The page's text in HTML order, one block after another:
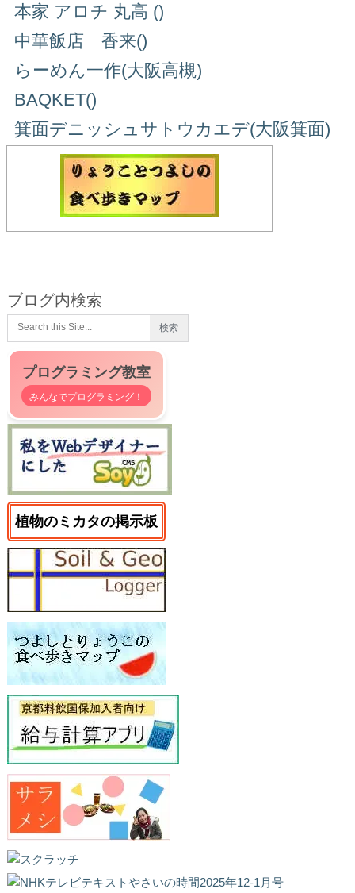
本家 アロチ 丸高 ()
中華飯店 香来()
らーめん一作(大阪高槻)
BAQKET()
箕面デニッシュサトウカエデ(大阪箕面)
ブログ内検索
プログラミング教室
みんなでプログラミング！
植物のミカタの掲示板